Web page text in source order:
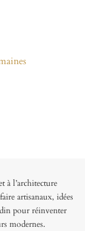
à l’architecture
artisanaux, idées
pour réinventer
modernes.